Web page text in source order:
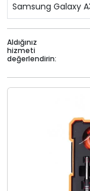
Samsung Galaxy
Aldığınız
hizmeti
değerlendirin: